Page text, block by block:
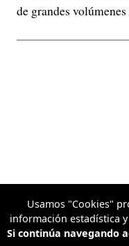
de grandes
Usamos "Cookies"
información estadística
Si continúa navegando